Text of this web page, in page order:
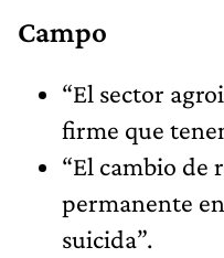
Campo
“El sector
firme que
“El cambio de
permanente
suicida”.